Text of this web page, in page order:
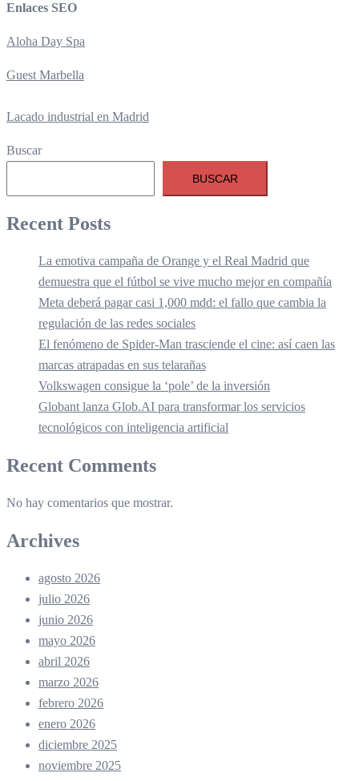
Enlaces SEO
Aloha Day Spa
Guest Marbella
Lacado industrial en Madrid
Buscar
BUSCAR
Recent Posts
La emotiva campaña de Orange y el Real Madrid que
demuestra que el fútbol se vive mucho mejor en compañía
Meta deberá pagar casi 1,000 mdd: el fallo que cambia la
regulación de las redes sociales
El fenómeno de Spider-Man trasciende el cine: así caen las
marcas atrapadas en sus telarañas
Volkswagen consigue la ‘pole’ de la inversión
Globant lanza Glob.AI para transformar los servicios
tecnológicos con inteligencia artificial
Recent Comments
No hay comentarios que mostrar.
Archives
agosto 2026
julio 2026
junio 2026
mayo 2026
abril 2026
marzo 2026
febrero 2026
enero 2026
diciembre 2025
noviembre 2025